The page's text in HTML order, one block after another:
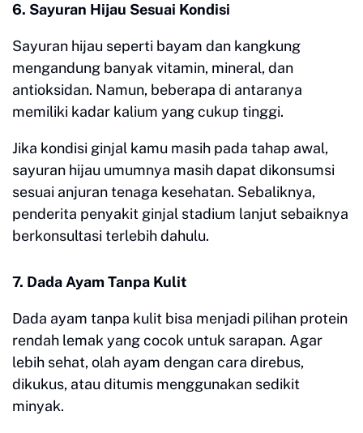
6. Sayuran Hijau Sesuai Kondisi
Sayuran hijau seperti bayam dan kangkung
mengandung banyak vitamin, mineral, dan
antioksidan. Namun, beberapa di antaranya
memiliki kadar kalium yang cukup tinggi.
Jika kondisi ginjal kamu masih pada tahap awal,
sayuran hijau umumnya masih dapat dikonsumsi
sesuai anjuran tenaga kesehatan. Sebaliknya,
penderita penyakit ginjal stadium lanjut sebaiknya
berkonsultasi terlebih dahulu.
7. Dada Ayam Tanpa Kulit
Dada ayam tanpa kulit bisa menjadi pilihan protein
rendah lemak yang cocok untuk sarapan. Agar
lebih sehat, olah ayam dengan cara direbus,
dikukus, atau ditumis menggunakan sedikit
minyak.